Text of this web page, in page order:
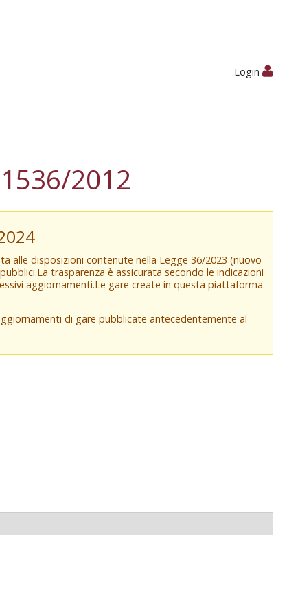
Login
2012
alle disposizioni contenute nella Legge 36/2023 (nuovo
trasparenza è assicurata secondo le indicazioni
aggiornamenti.Le gare create in questa piattaforma
di gare pubblicate antecedentemente al